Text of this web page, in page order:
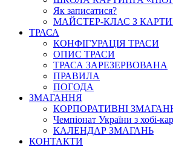
Як записатися?
МАЙСТЕР-КЛАС З
ТРАСА
КОНФІГУРАЦІЯ ТРАСИ
ОПИС ТРАСИ
ТРАСА ЗАРЕЗЕРВОВАНА
ПРАВИЛА
ПОГОДА
ЗМАГАННЯ
КОРПОРАТИВНІ
Чемпіонат України з хобі-
КАЛЕНДАР ЗМАГАНЬ
КОНТАКТИ